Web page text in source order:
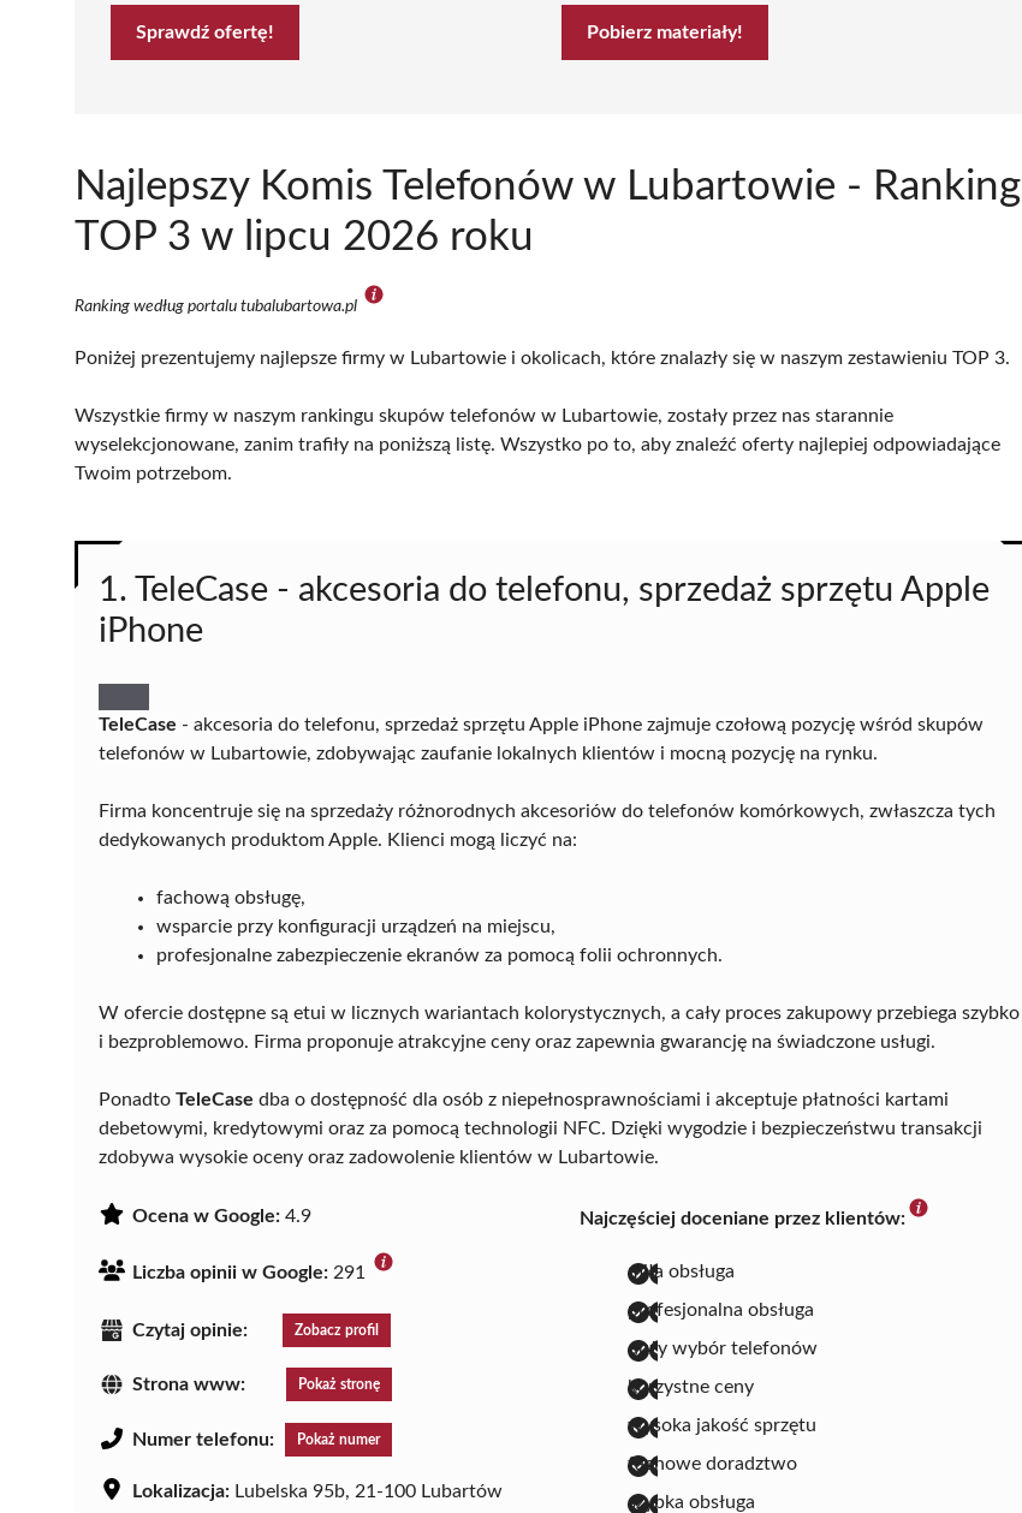
Sprawdź ofertę! Pobierz materiały!
Najlepszy Komis Telefonów w Lubartowie - Ranking
TOP 3 w lipcu 2026 roku
Ranking według portalu tubalubartowa.pl
Poniżej prezentujemy najlepsze firmy w Lubartowie i okolicach, które znalazły się w naszym zestawieniu TOP 3.
Wszystkie firmy w naszym rankingu skupów telefonów w Lubartowie, zostały przez nas starannie
wyselekcjonowane, zanim trafiły na poniższą listę. Wszystko po to, aby znaleźć oferty najlepiej odpowiadające
Twoim potrzebom.
1. TeleCase - akcesoria do telefonu, sprzedaż sprzętu Apple
iPhone
TeleCase - akcesoria do telefonu, sprzedaż sprzętu Apple iPhone zajmuje czołową pozycję wśród skupów
telefonów w Lubartowie, zdobywając zaufanie lokalnych klientów i mocną pozycję na rynku.
Firma koncentruje się na sprzedaży różnorodnych akcesoriów do telefonów komórkowych, zwłaszcza tych
dedykowanych produktom Apple. Klienci mogą liczyć na:
fachową obsługę,
wsparcie przy konfiguracji urządzeń na miejscu,
profesjonalne zabezpieczenie ekranów za pomocą folii ochronnych.
W ofercie dostępne są etui w licznych wariantach kolorystycznych, a cały proces zakupowy przebiega szybko
i bezproblemowo. Firma proponuje atrakcyjne ceny oraz zapewnia gwarancję na świadczone usługi.
Ponadto TeleCase dba o dostępność dla osób z niepełnosprawnościami i akceptuje płatności kartami
debetowymi, kredytowymi oraz za pomocą technologii NFC. Dzięki wygodzie i bezpieczeństwu transakcji
zdobywa wysokie oceny oraz zadowolenie klientów w Lubartowie.
Ocena w Google: 4.9
Liczba opinii w Google: 291
Czytaj opinie: Zobacz profil
Strona www: Pokaż stronę
Numer telefonu: Pokaż numer
Lokalizacja: Lubelska 95b, 21-100 Lubartów
Najczęściej doceniane przez klientów:
miła obsługa
profesjonalna obsługa
duży wybór telefonów
korzystne ceny
wysoka jakość sprzętu
fachowe doradztwo
szybka obsługa